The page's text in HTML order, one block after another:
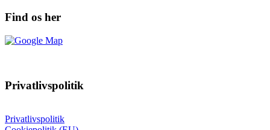
Find os her
Privatlivspolitik
Privatlivspolitik